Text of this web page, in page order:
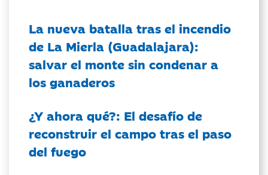
La nueva batalla tras el incendio
de La Mierla (Guadalajara):
salvar el monte sin condenar a
los ganaderos
¿Y ahora qué?: El desafío de
reconstruir el campo tras el paso
del fuego